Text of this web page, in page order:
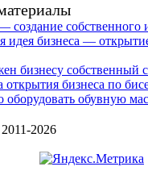
создание собственного
идея бизнеса —
бизнесу собственный
бизнеса по
оборудовать обувную
2026